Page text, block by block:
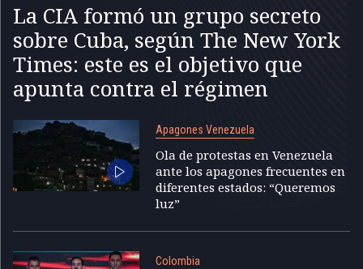
La CIA formó un grupo secreto
sobre Cuba, según The New York
Times: este es el objetivo que
apunta contra el régimen
Apagones Venezuela
Ola de protestas en Venezuela
ante los apagones frecuentes en
diferentes estados: “Queremos
luz”
Colombia